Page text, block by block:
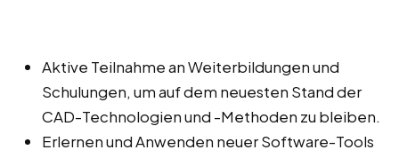
Aktive Teilnahme an Weiterbildungen und
Schulungen, um auf dem neuesten Stand der
CAD-Technologien und -Methoden zu bleiben.
Erlernen und Anwenden neuer Software-Tools